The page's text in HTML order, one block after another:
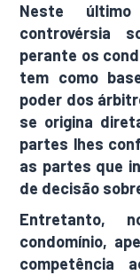
Neste
controvérsia
perante os
tem como
poder dos
se origina
partes lhes
as partes que
de decisão
Entretanto,
condomínio,
competência